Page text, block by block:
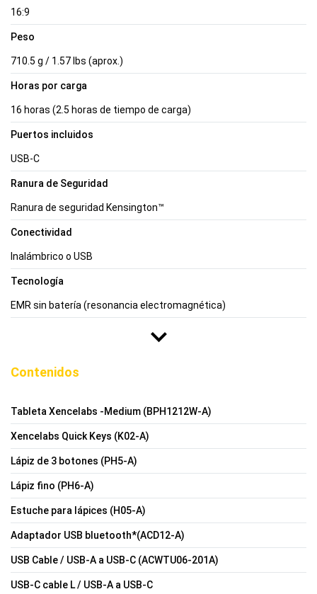
16:9
Peso
710.5 g / 1.57 lbs (aprox.)
Horas por carga
16 horas (2.5 horas de tiempo de carga)
Puertos incluidos
USB-C
Ranura de Seguridad
Ranura de seguridad Kensington™
Conectividad
Inalámbrico o USB
Tecnología
EMR sin batería (resonancia electromagnética)
Contenidos
Tableta Xencelabs -Medium (BPH1212W-A)
Xencelabs Quick Keys (K02-A)
Lápiz de 3 botones (PH5-A)
Lápiz fino (PH6-A)
Estuche para lápices (H05-A)
Adaptador USB bluetooth*(ACD12-A)
USB Cable / USB-A a USB-C (ACWTU06-201A)
USB-C cable L / USB-A a USB-C